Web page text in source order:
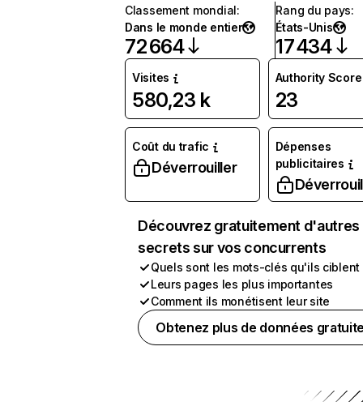
Classement mondial:
Dans le monde entier
72 664
Rang du pays:
États-Unis
17 434
Visites
580,23 k
Authority Score
23
Coût du trafic
Déverrouiller
Dépenses
publicitaires
Découvrez gratuitement d'autres
secrets sur vos concurrents
Quels sont les mots-clés qu'ils ciblent
Leurs pages les plus importantes
Comment ils monétisent leur site
Obtenez plus de données